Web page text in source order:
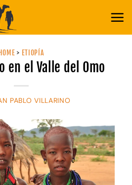
HOME > ETIOPÍA
en el Valle del Omo
PABLO VILLARINO